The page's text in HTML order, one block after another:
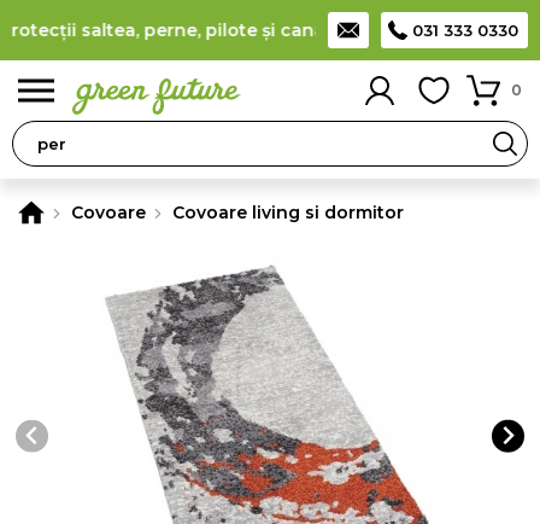
saltea, perne, pilote și canapele(detalii ) Producător
031 333 0330
0
Covoare Covoare living si dormitor